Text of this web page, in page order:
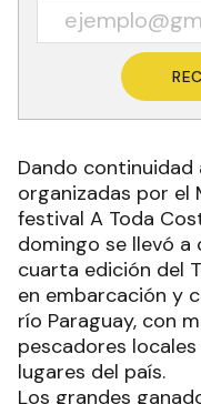
Dando
organizadas por el
festival A Toda
domingo se llevó
cuarta edición del
en embarcación y
río Paraguay, con
pescadores
lugares del país.
Los grandes